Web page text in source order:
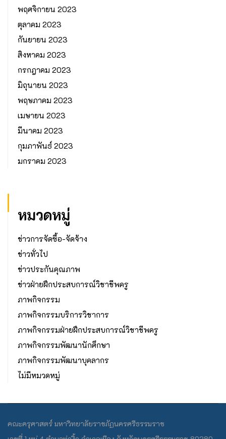
พฤศจิกายน 2023
ตุลาคม 2023
กันยายน 2023
สิงหาคม 2023
กรกฎาคม 2023
มิถุนายน 2023
พฤษภาคม 2023
เมษายน 2023
มีนาคม 2023
กุมภาพันธ์ 2023
มกราคม 2023
หมวดหมู่
ข่าวการจัดซื้อ-จัดจ้าง
ข่าวทั่วไป
ข่าวประกันคุณภาพ
ข่าวฝ่ายฝึกประสบการณ์วิชาชีพครู
ภาพกิจกรรม
ภาพกิจกรรมบริการวิชาการ
ภาพกิจกรรมฝ่ายฝึกประสบการณ์วิชาชีพครู
ภาพกิจกรรมพัฒนานักศึกษา
ภาพกิจกรรมพัฒนาบุคลากร
ไม่มีหมวดหมู่
คณะครุศาสตร์ มหาวิทยาลัยราชภัฏนครศรีธรรมราช